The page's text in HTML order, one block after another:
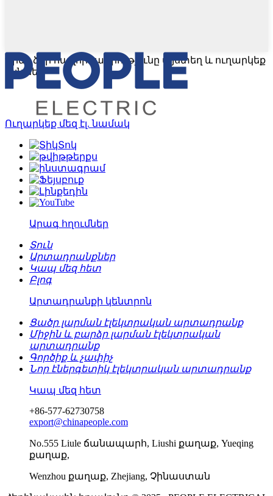
Գրեք ձեր հաղորդագրությունը այստեղ և ուղարկեք
այն մեզ
Ուղարկեք մեզ էլ. նամակ
Արագ հղումներ
Տուն
Արտադրանքներ
Կապ մեզ հետ
Բլոգ
Արտադրանքի կենտրոն
Ցածր լարման էլեկտրական արտադրանք
Միջին և բարձր լարման էլեկտրական
արտադրանք
Գործիք և չափիչ
Նոր էներգետիկ էլեկտրական արտադրանք
Կապ մեզ հետ
+86-577-62730758
export@chinapeople.com
No.555 Liule ճանապարհ, Liushi քաղաք, Yueqing
քաղաք,
Wenzhou քաղաք, Zhejiang, Չինաստան